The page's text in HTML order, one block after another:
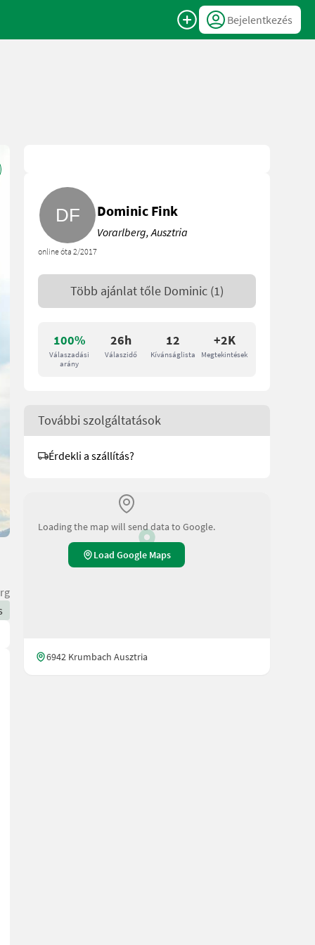
Bejelentkezés
100%
Válaszadási
arány
26h
Válaszidő
12
Kívánságlista
+2K
Megtekintések
online óta 2/2017
Dominic Fink
Vorarlberg, Ausztria
Több ajánlat tőle Dominic (1)
További szolgáltatások
Érdekli a szállítás?
Loading the map will send data to Google.
Load Google Maps
6942 Krumbach Ausztria